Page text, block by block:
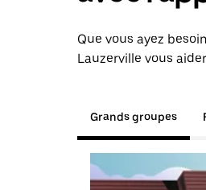
Que vous ayez
Lauzerville vous
Grands groupes